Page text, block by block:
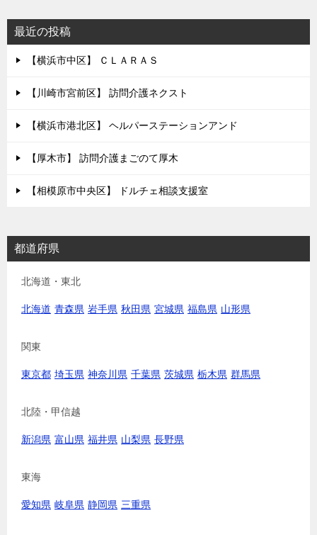
シ
ョ
最近の投稿
【横浜市中区】 ＣＬＡＲＡＳ
【川崎市宮前区】 訪問介護ネクスト
【横浜市港北区】 ヘルパーステーションアンド
【厚木市】 訪問介護まごのて厚木
【相模原市中央区】 ドルチェ相談支援室
都道府県
北海道・東北
北海道 青森県 岩手県 秋田県 宮城県 福島県 山形県
関東
東京都 埼玉県 神奈川県 千葉県 茨城県 栃木県 群馬県
北陸・甲信越
新潟県 富山県 福井県 山梨県 長野県
東海
愛知県 岐阜県 静岡県 三重県